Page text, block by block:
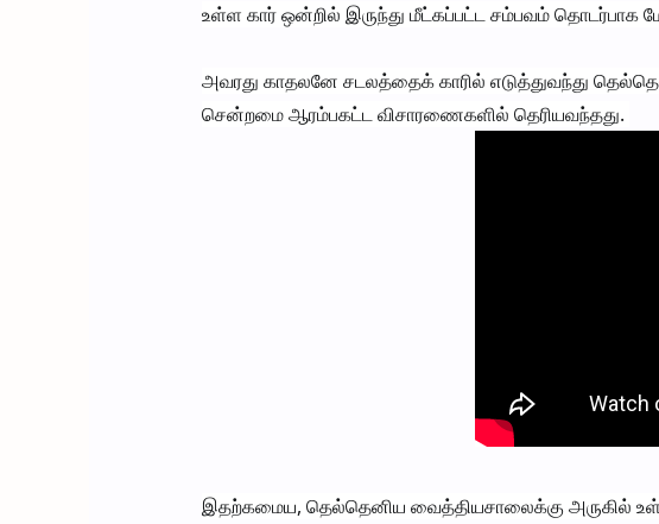
உள்ள கார் ஒன்றில் இருந்து மீட்கப்பட்ட சம்பவம்
அவரது காதலனே சடலத்தைக் காரில் எடுத்துவந்து
சென்றமை ஆரம்பகட்ட விசாரணைகளில் தெரியவந்தது.
இதற்கமைய, தெல்தெனிய வைத்தியசாலைக்கு அருகில்